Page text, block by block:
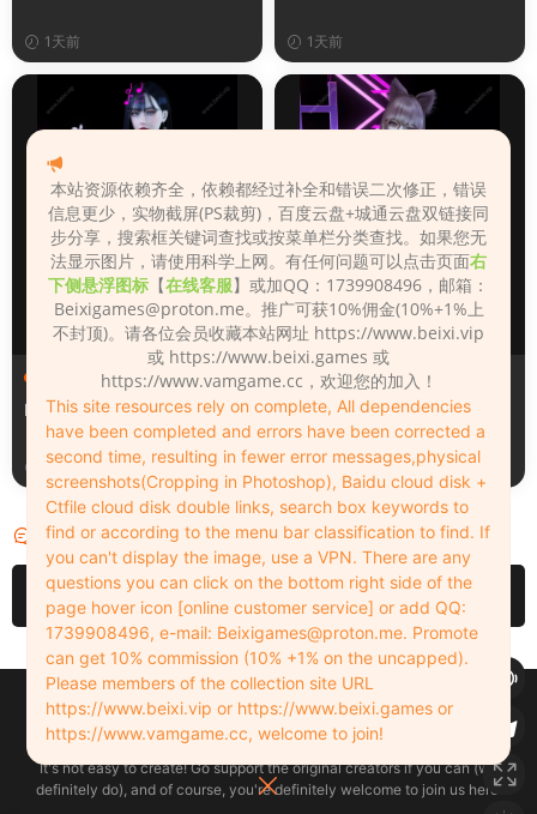
1天前 1天前
人物（Looks）
Monica_2_2_2
1天前
人物（Looks）
Lizhen2025
2天前
评论 0
请先登录
Copyleft © 2022-2026 beixi.vip - All Rights Freedom！
创作不易！有能力的同学可以去支持一下原创作者（我们绝对支持），当然
了，您加入这里我们也绝对欢迎！
It's not easy to create! Go support the original creators if you can (we
definitely do), and of course, you're definitely welcome to join us here!
本站资源依赖齐全，依赖都经过补全和错误二次修正，错误
信息更少，实物截屏(PS裁剪)，百度云盘+城通云盘双链接同
步分享，搜索框关键词查找或按菜单栏分类查找。如果您无
法显示图片，请使用科学上网。有任何问题可以点击页面右
下侧悬浮图标 【在线客服】或加QQ：1739908496，邮箱：
Beixigames@proton.me。推广可获10%佣金(10%+1%上
不封顶)。请各位会员收藏本站网址 https://www.beixi.vip
或 https://www.beixi.games 或
https://www.vamgame.cc，欢迎您的加入！
This site resources rely on complete, All dependencies
have been completed and errors have been corrected a
second time, resulting in fewer error messages,physical
screenshots(Cropping in Photoshop), Baidu cloud disk +
Ctfile cloud disk double links, search box keywords to
find or according to the menu bar classification to find. If
you can't display the image, use a VPN. There are any
questions you can click on the bottom right side of the
page hover icon [online customer service] or add QQ:
1739908496, e-mail: Beixigames@proton.me. Promote
can get 10% commission (10% +1% on the uncapped).
Please members of the collection site URL
https://www.beixi.vip or https://www.beixi.games or
https://www.vamgame.cc, welcome to join!